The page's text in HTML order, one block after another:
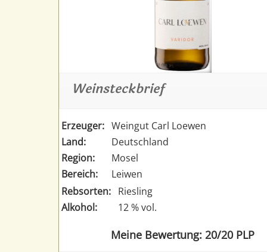
Weinsteckbrief
Erzeuger: Weingut Carl Loewen
Land:
Deutschland
Region:
Mosel
Bereich:
Leiwen
Rebsorten: Riesling
Alkohol:
12 % vol.
Meine Bewertung: 20/20 PLP